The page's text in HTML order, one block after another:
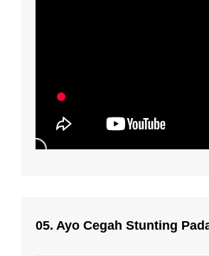
05. Ayo Cegah Stunting